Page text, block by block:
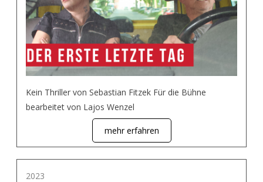
Kein Thriller von Sebastian Fitzek Für die Bühne
bearbeitet von Lajos Wenzel
mehr erfahren
2023